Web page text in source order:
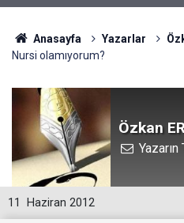
Anasayfa Yazarlar
Nursi olamıyorum?
Özkan
Yazarın
11 Haziran 2012